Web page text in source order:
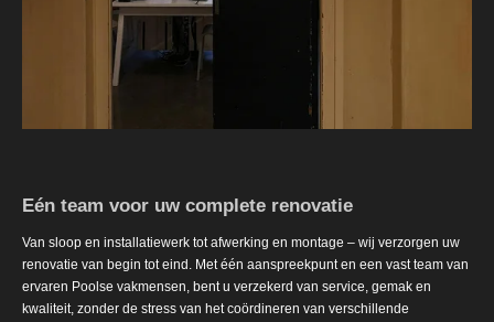
Eén team voor uw complete renovatie
Van sloop en installatiewerk tot afwerking en montage – wij verzorgen uw
renovatie van begin tot eind. Met één aanspreekpunt en een vast team van
ervaren Poolse vakmensen, bent u verzekerd van service, gemak en
kwaliteit, zonder de stress van het coördineren van verschillende